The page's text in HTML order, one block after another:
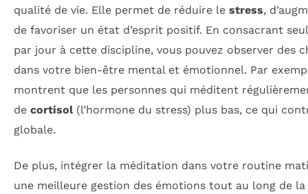
qualité de vie. Elle permet de réduire le stress,
de favoriser un état d’esprit positif. En consacrant
par jour à cette discipline, vous pouvez observer des
dans votre bien-être mental et émotionnel. Par
montrent que les personnes qui méditent
de cortisol(l’hormone du stress) plus bas, ce qui
globale.
De plus, intégrer la méditation dans votre routine
une meilleure gestion des émotions tout au long de